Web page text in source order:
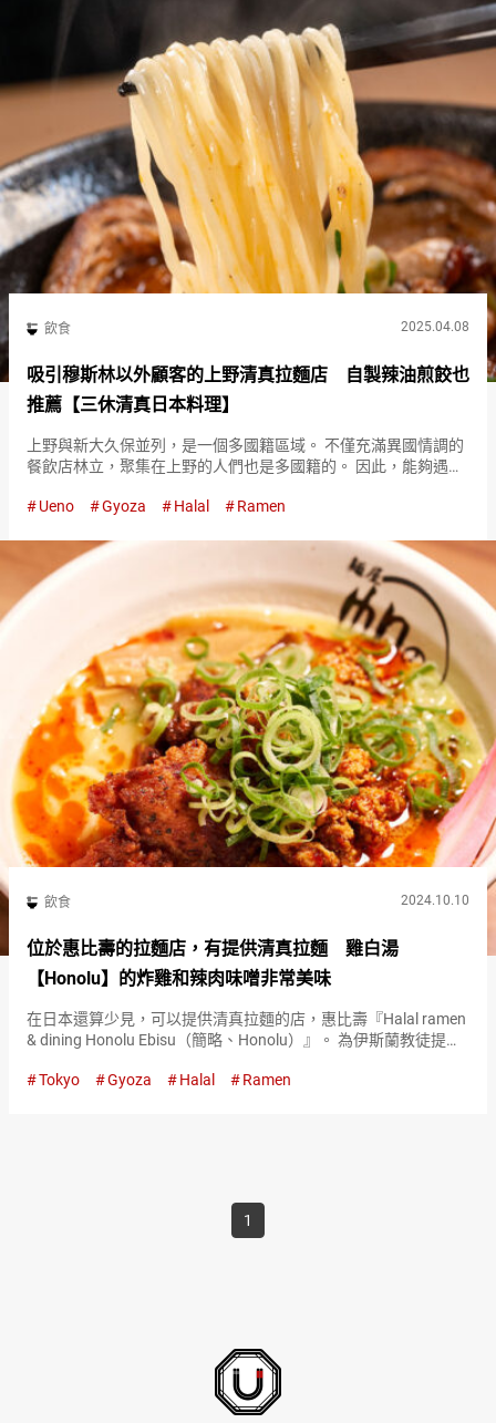
飲食 2025.04.08
吸引穆斯林以外顧客的上野清真拉麵店 自製辣油煎餃也
推薦【三休清真日本料理】
上野與新大久保並列，是一個多國籍區域。 不僅充滿異國情調的
餐飲店林立，聚集在上野的人們也是多國籍的。 因此，能夠遇到
本料理（SANKYU HALAL JAPANESE FOOD）』，…
Ueno Gyoza Halal Ramen
飲食 2024.10.10
位於惠比壽的拉麵店，有提供清真拉麵 雞白湯
【Honolu】的炸雞和辣肉味噌非常美味
在日本還算少見，可以提供清真拉麵的店，惠比壽『Halal ramen
& dining Honolu Ebisu（簡略、Honolu）』。 為伊斯蘭教徒提供
（Special R…
Tokyo Gyoza Halal Ramen
1